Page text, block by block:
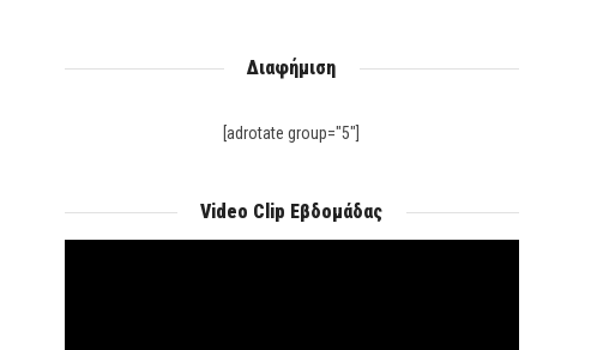
Διαφήμιση
[adrotate group="5"]
Video Clip Εβδομάδας